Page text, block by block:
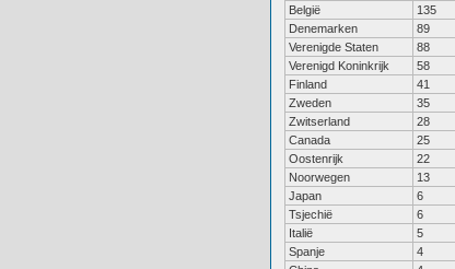
België
135
Denemarken
89
Verenigde Staten
88
Verenigd Koninkrijk
58
Finland
41
Zweden
35
Zwitserland
28
Canada
25
Oostenrijk
22
Noorwegen
13
Japan
6
Tsjechië
6
Italië
5
Spanje
4